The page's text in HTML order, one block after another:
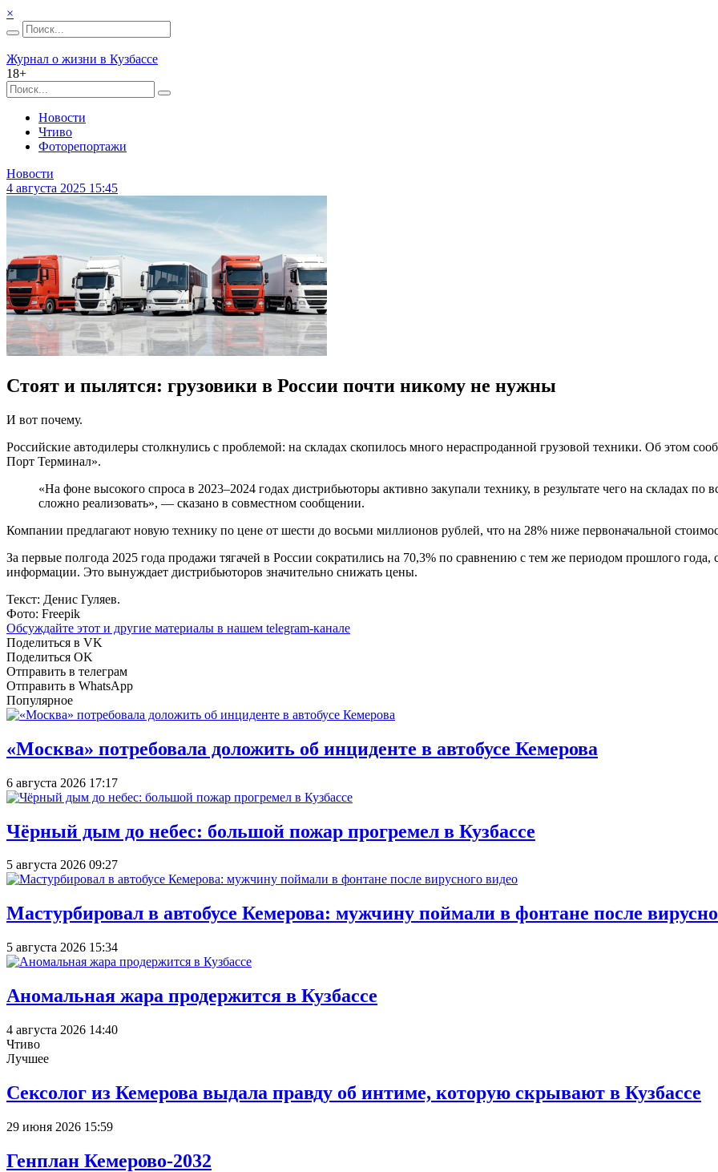
×
Журнал о жизни в Кузбассе
18+
Новости
Чтиво
Фоторепортажи
Новости
4 августа 2025 15:45
Стоят и пылятся: грузовики в России почти никому не нужны
И вот почему.
Российские автодилеры столкнулись с проблемой: на складах скопилось много нераспроданной грузовой техники. Об этом
Порт Терминал».
«На фоне высокого спроса в 2023–2024 годах дистрибьюторы активно закупали технику, в результате чего на складах по
сложно реализовать», — сказано в совместном сообщении.
Компании предлагают новую технику по цене от шести до восьми миллионов рублей, что на 28% ниже первоначальной
За первые полгода 2025 года продажи тягачей в России сократились на 70,3% по сравнению с тем же периодом прошлого
информации. Это вынуждает дистрибьюторов значительно снижать цены.
Текст: Денис Гуляев.
Фото: Freepik
Обсуждайте этот и другие материалы в нашем telegram-канале
Поделиться в VK
Поделиться OK
Отправить в телеграм
Отправить в WhatsApp
Популярное
«Москва» потребовала доложить об инциденте в автобусе Кемерова
6 августа 2026 17:17
Чёрный дым до небес: большой пожар прогремел в Кузбассе
5 августа 2026 09:27
Мастурбировал в автобусе Кемерова: мужчину поймали в фонтане после
5 августа 2026 15:34
Аномальная жара продержится в Кузбассе
4 августа 2026 14:40
Чтиво
Лучшее
Сексолог из Кемерова выдала правду об интиме, которую скрывают в Кузбассе
29 июня 2026 15:59
Генплан Кемерово-2032